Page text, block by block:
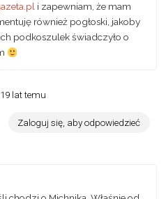
i zapewniam, że mam
również pogłoski, jakoby
podkoszulek świadczyło o
19 lat temu
Zaloguj się, aby odpowiedzieć